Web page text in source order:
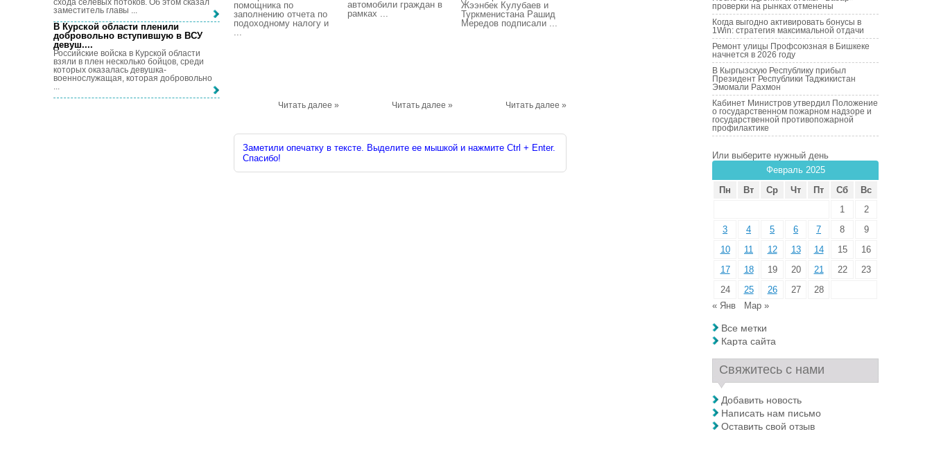
помощника по
заполнению отчета по
подоходному налогу и
...
Читать далее »
автомобили граждан в
рамках ...
Читать далее »
Жээнбек Кулубаев и
Туркменистана Рашид
Мередов подписали ...
Читать далее »
Заметили опечатку в тексте. Выделите ее мышкой и нажмите Ctrl + Enter.
Спасибо!
заместитель главы ...
В Курской области пленили
добровольно вступившую в ВСУ
девуш....
Российские войска в Курской области
взяли в плен несколько бойцов, среди
которых оказалась девушка-
военнослужащая, которая добровольно
...
проверки на рынках отменены
Когда выгодно активировать бонусы в
1Win: стратегия максимальной отдачи
Ремонт улицы Профсоюзная в Бишкеке
начнется в 2026 году
В Кыргызскую Республику прибыл
Президент Республики Таджикистан
Эмомали Рахмон
Кабинет Министров утвердил Положение
о государственном пожарном надзоре и
государственной противопожарной
профилактике
Или выберите нужный день
Февраль 2025
Пн
Вт Ср Чт Пт Сб
Вс
1
2
3
4 5 6 7 8
9
10
11 12 13 14 15
16
17
18 19 20 21 22
23
24
25 26 27
28
« Янв
Мар »
Все метки
Карта сайта
Свяжитесь с нами
Добавить новость
Написать нам письмо
Оставить свой отзыв